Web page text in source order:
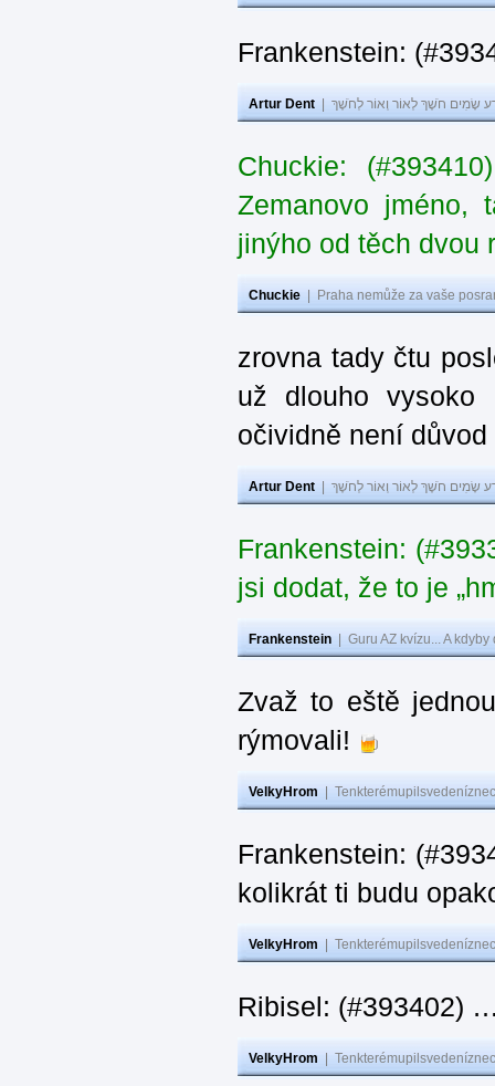
Frankenstein:
Artur Dent שָׂמִים חֹשֶׁךְ לְאוֹר וְאוֹר לְחֹשֶׁךְ
Chuckie:
Zemanovo jméno,
jinýho od těch dvou
Chuckie Praha nemůže za vaše
zrovna tady čtu
už dlouho
očividně není
Artur Dent שָׂמִים חֹשֶׁךְ לְאוֹר וְאוֹר לְחֹשֶׁךְ
Frankenstein:
jsi dodat, že to je
Frankenstein Guru AZ kvízu... A
Zvaž to eště
rýmovali!
VelkyHrom
Frankenstein:
kolikrát ti budu
VelkyHrom
Ribisel: (#393402)
VelkyHrom